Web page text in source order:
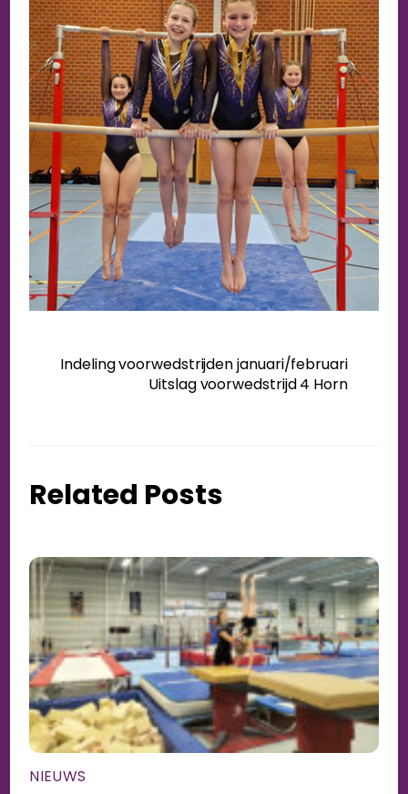
Indeling voorwedstrijden januari/februari
Uitslag voorwedstrijd 4 Horn
Related Posts
NIEUWS